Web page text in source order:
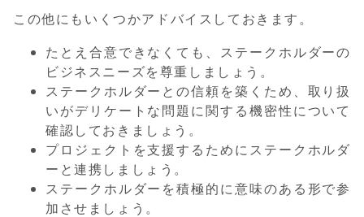
この他にもいくつかアドバイスしておきます。
たとえ合意できなくても、ステークホルダーの
ビジネスニーズを尊重しましょう。
ステークホルダーとの信頼を築くため、取り扱
いがデリケートな問題に関する機密性について
確認しておきましょう。
プロジェクトを支援するためにステークホルダ
ーと連携しましょう。
ステークホルダーを積極的に意味のある形で参
加させましょう。